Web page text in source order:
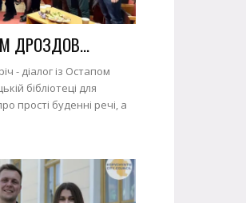
ДРОЗДОВ...
- діалог із Остапом
бібліотеці для
прості буденні речі, а